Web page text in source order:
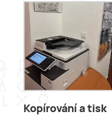
Kopírování a tisk